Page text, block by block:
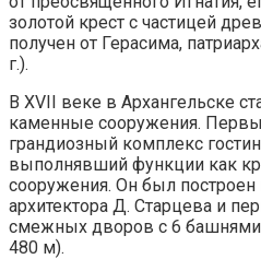
золотой крест с частицей
получен от Герасима,
г.).
В XVII веке в Архангельске
каменные сооружения.
грандиозный комплекс
выполнявший функции как
сооружения. Он был построен
архитектора Д. Старцева и
смежных дворов с 6
480 м).